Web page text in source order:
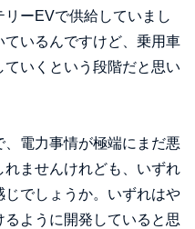
ーEVで供給していまし
いるんですけど、乗用車
いくという段階だと思い
、電力事情が極端にまだ悪
ませんけれども、いずれ
でしょうか。いずれはや
ように開発していると思